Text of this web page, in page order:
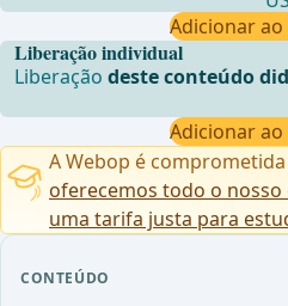
CONTEÚDO
Liberação individual
Liberaçãodeste conteúdo
Adicionar
Adicionar
A Webop é
oferecemos todo o
uma tarifa justa para